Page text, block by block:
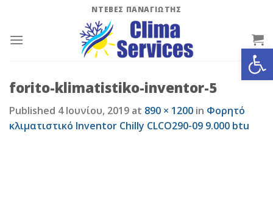
content
ΝΤΕΒΕΣ ΠΑΝΑΓΙΩΤΗΣ
forito-klimatistiko-inventor-5
Published 4 Ιουνίου, 2019 at 890 × 1200 in Φορητό
κλιματιστικό Inventor Chilly CLCO290-09 9.000 btu